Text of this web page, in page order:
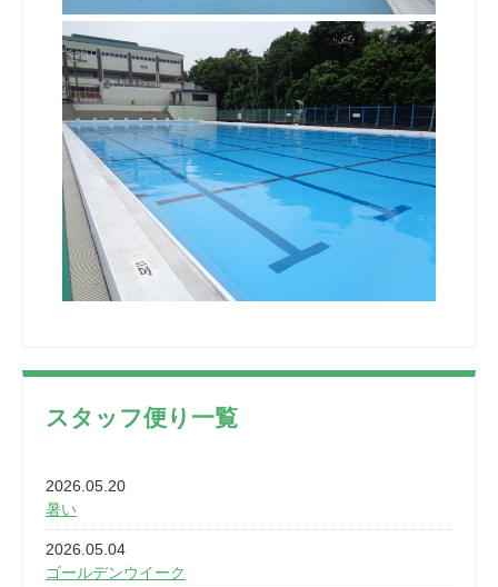
スタッフ便り一覧
2026.05.20
暑い
2026.05.04
ゴールデンウイーク